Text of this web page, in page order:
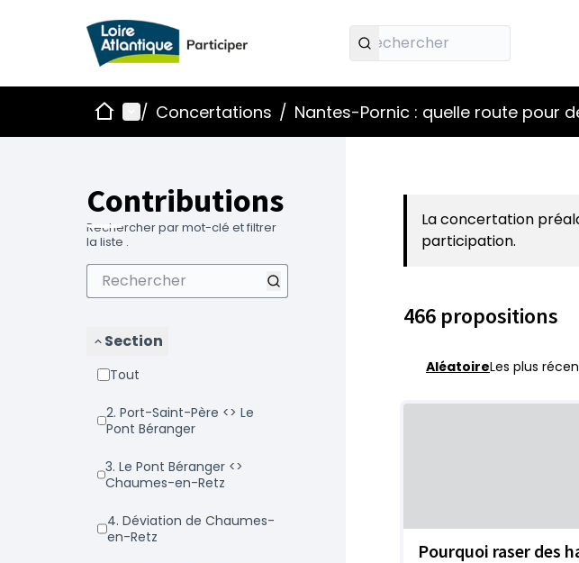
AccueilMenu principal
/ Concertations / Nantes-Pornic : quelle route pour
Contributions
Rechercher par mot-clé et filtrer
la liste .
Section
Tout
2. Port-Saint-Père <> Le
Pont Béranger
3. Le Pont Béranger <>
Chaumes-en-Retz
4. Déviation de Chaumes-
en-Retz
La concertation
participation.
466 propositions
AléatoireLes plus
Pourquoi raser des